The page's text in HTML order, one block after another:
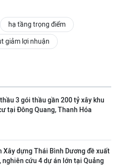
hạ tầng trọng điểm
giảm lợi nhuận
3 gói thầu gần 200 tỷ xây khu
tại Đông Quang, Thanh Hóa
Xây dựng Thái Bình Dương đề xuất
nghiên cứu 4 dự án lớn tại Quảng